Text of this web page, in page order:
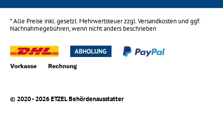
* Alle Preise inkl. gesetzl. Mehrwertsteuer zzgl.Versandkostenund ggf.
Nachnahmegebühren, wenn nicht anders beschrieben
© 2020 - 2026 ETZEL Behördenausstatter